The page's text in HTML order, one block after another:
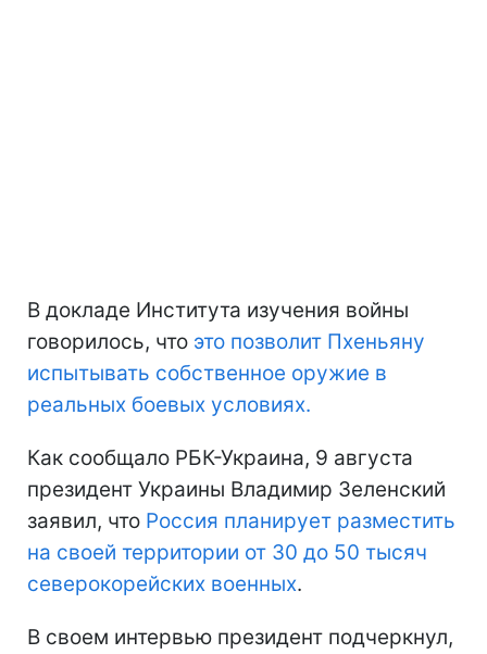
В докладе Института изучения войны
говорилось, что это позволит Пхеньяну
испытывать собственное оружие в
реальных боевых условиях.
Как сообщало РБК-Украина, 9 августа
президент Украины Владимир Зеленский
заявил, что Россия планирует разместить
на своей территории от 30 до 50 тысяч
северокорейских военных.
В своем интервью президент подчеркнул,